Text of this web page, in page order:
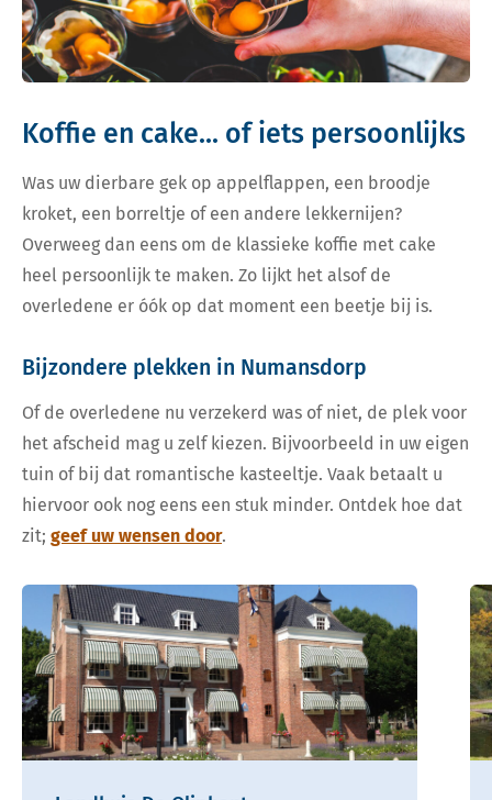
Koffie en cake... of iets persoonlijks
Was uw dierbare gek op appelflappen, een broodje
kroket, een borreltje of een andere lekkernijen?
Overweeg dan eens om de klassieke koffie met cake
heel persoonlijk te maken. Zo lijkt het alsof de
overledene er óók op dat moment een beetje bij is.
Bijzondere plekken in Numansdorp
Of de overledene nu verzekerd was of niet, de plek voor
het afscheid mag u zelf kiezen. Bijvoorbeeld in uw eigen
tuin of bij dat romantische kasteeltje. Vaak betaalt u
hiervoor ook nog eens een stuk minder. Ontdek hoe dat
zit; geef uw wensen door.